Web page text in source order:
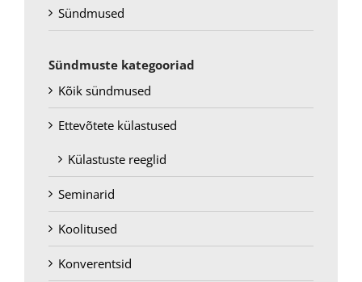
Sündmused
Sündmuste kategooriad
Kõik sündmused
Ettevõtete külastused
Külastuste reeglid
Seminarid
Koolitused
Konverentsid